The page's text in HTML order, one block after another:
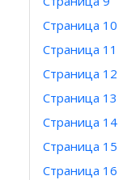
Страница 10
Страница 11
Страница 12
Страница 13
Страница 14
Страница 15
Страница 16